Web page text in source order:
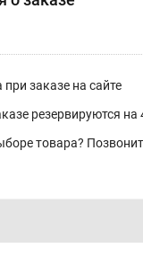
заказе на сайте
резервируются на
товара?